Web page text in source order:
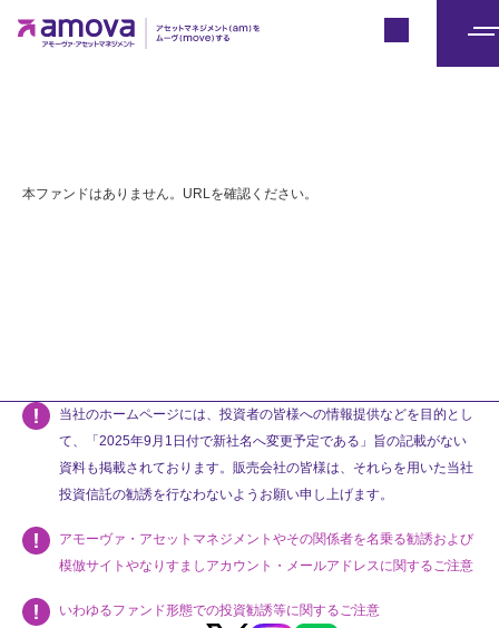
本ファンドはありません。URLを確認ください。
当社のホームページには、投資者の皆様への情報提供などを目的とし
て、「2025年9月1日付で新社名へ変更予定である」旨の記載がない
資料も掲載されております。販売会社の皆様は、それらを用いた当社
投資信託の勧誘を行なわないようお願い申し上げます。
アモーヴァ・アセットマネジメントやその関係者を名乗る勧誘および
模倣サイトやなりすましアカウント・メールアドレスに関するご注意
いわゆるファンド形態での投資勧誘等に関するご注意